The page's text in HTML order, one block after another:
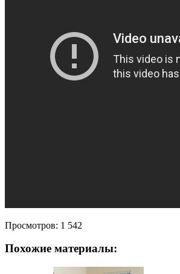
Просмотров: 1 542
Похожие материалы: